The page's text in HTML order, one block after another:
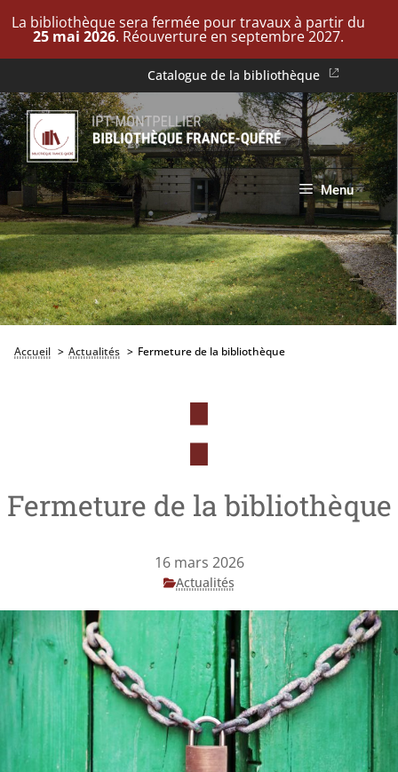
La bibliothèque sera fermée pour travaux à partir du
25 mai 2026. Réouverture en septembre 2027.
au
contenu
Catalogue de la bibliothèque
Menu
Accueil Actualités Fermeture de la bibliothèque
Fermeture de la bibliothèque
16 mars 2026
Actualités